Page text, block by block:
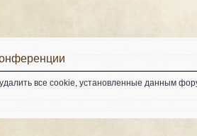
все cookie, установленные данным